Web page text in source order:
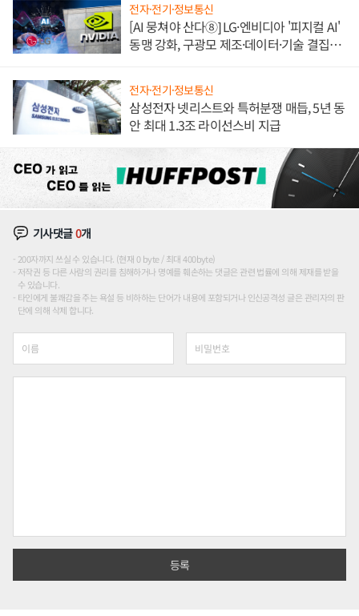
전자·전기·정보통신
[AI 뭉쳐야 산다⑧] LG·엔비디아 '피지컬 AI'
동맹 강화, 구광모 제조·데이터·기술 결집
전자·전기·정보통신
삼성전자 넷리스트와 특허분쟁 매듭, 5년 동
안 최대 1.3조 라이선스비 지급
기사댓글0개
200자까지 쓰실 수 있습니다. (현재 0 byte / 최대 400byte)
저작권 등 다른 사람의 권리를 침해하거나 명예를 훼손하는 댓글은 관련 법률에 의해 제재를 받을
수 있습니다.
타인에게 불쾌감을 주는 욕설 등 비하하는 단어가 내용에 포함되거나 인신공격성 글은 관리자의 판
단에 의해 삭제 합니다.